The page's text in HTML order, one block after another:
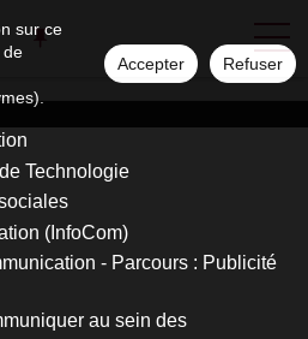
sur ce
de
Accepter Refuser
Technologie
(InfoCom)
- Parcours : Publicité
au sein des